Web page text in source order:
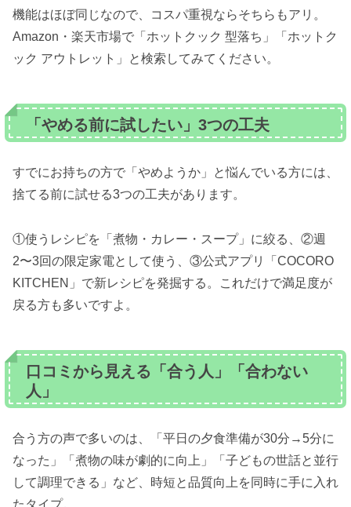
機能はほぼ同じなので、コスパ重視ならそちらもアリ。
Amazon・楽天市場で「ホットクック 型落ち」「ホットク
ック アウトレット」と検索してみてください。
「やめる前に試したい」3つの工夫
すでにお持ちの方で「やめようか」と悩んでいる方には、
捨てる前に試せる3つの工夫があります。
①使うレシピを「煮物・カレー・スープ」に絞る、②週
2〜3回の限定家電として使う、③公式アプリ「COCORO
KITCHEN」で新レシピを発掘する。これだけで満足度が
戻る方も多いですよ。
口コミから見える「合う人」「合わない
人」
合う方の声で多いのは、「平日の夕食準備が30分→5分に
なった」「煮物の味が劇的に向上」「子どもの世話と並行
して調理できる」など、時短と品質向上を同時に手に入れ
たタイプ。